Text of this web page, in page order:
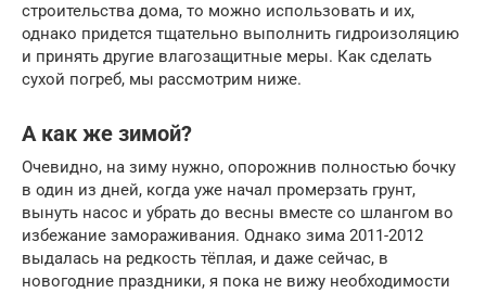
строительства дома, то можно использовать и их,
однако придется тщательно выполнить гидроизоляцию
и принять другие влагозащитные меры. Как сделать
сухой погреб, мы рассмотрим ниже.
А как же зимой?
Очевидно, на зиму нужно, опорожнив полностью бочку
в один из дней, когда уже начал промерзать грунт,
вынуть насос и убрать до весны вместе со шлангом во
избежание замораживания. Однако зима 2011-2012
выдалась на редкость тёплая, и даже сейчас, в
новогодние праздники, я пока не вижу необходимости